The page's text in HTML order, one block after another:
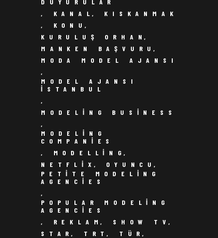
DUYURULAR
, KANAL, KISKANMAK
, KONU,
KURULUŞ ORHAN,
MANKEN BAŞVURU,
MODA MODEL AJANSI
,
MODEL AJANSI
ISTANBUL
,
MODELING BUSINESS
,
MODELING
COMPANIES
, MODELLING,
NETFLIX, OYUNCU,
PETITE MODELING
AGENCIES
,
POPULAR MODELING
AGENCIES
, REKLAM, SHOW TV,
STAR, TRT, TÜR,